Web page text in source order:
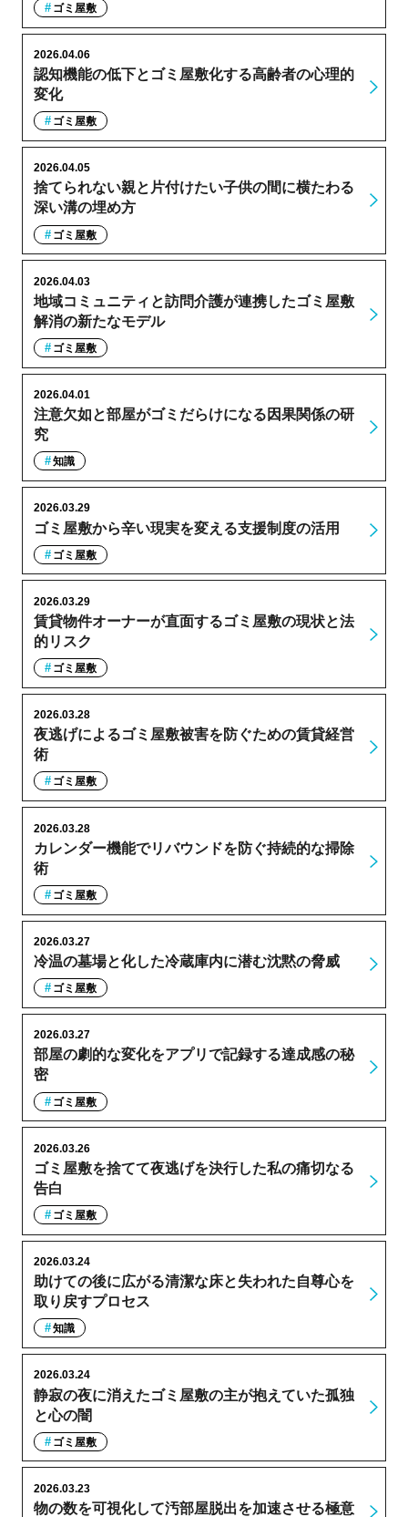
ゴミ屋敷
認知機能の低下とゴミ屋敷化する高齢者の心理的
変化
2026.04.06
ゴミ屋敷
捨てられない親と片付けたい子供の間に横たわる
深い溝の埋め方
2026.04.05
ゴミ屋敷
地域コミュニティと訪問介護が連携したゴミ屋敷
解消の新たなモデル
2026.04.03
ゴミ屋敷
注意欠如と部屋がゴミだらけになる因果関係の研
究
2026.04.01
知識
ゴミ屋敷から辛い現実を変える支援制度の活用
2026.03.29
ゴミ屋敷
賃貸物件オーナーが直面するゴミ屋敷の現状と法
的リスク
2026.03.29
ゴミ屋敷
夜逃げによるゴミ屋敷被害を防ぐための賃貸経営
術
2026.03.28
ゴミ屋敷
カレンダー機能でリバウンドを防ぐ持続的な掃除
術
2026.03.28
ゴミ屋敷
冷温の墓場と化した冷蔵庫内に潜む沈黙の脅威
2026.03.27
ゴミ屋敷
部屋の劇的な変化をアプリで記録する達成感の秘
密
2026.03.27
ゴミ屋敷
ゴミ屋敷を捨てて夜逃げを決行した私の痛切なる
告白
2026.03.26
ゴミ屋敷
助けての後に広がる清潔な床と失われた自尊心を
取り戻すプロセス
2026.03.24
知識
静寂の夜に消えたゴミ屋敷の主が抱えていた孤独
と心の闇
2026.03.24
ゴミ屋敷
物の数を可視化して汚部屋脱出を加速させる極意
2026.03.23